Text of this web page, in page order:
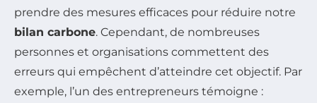
prendre des mesures efficaces pour réduire notre
bilan carbone. Cependant, de nombreuses
personnes et organisations commettent des
erreurs qui empêchent d’atteindre cet objectif. Par
exemple, l’un des entrepreneurs témoigne :